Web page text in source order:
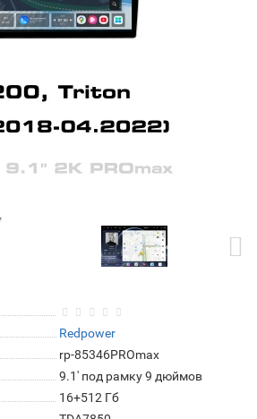
Redpower
rp-85346PROmax
9.1' под рамку 9 дюймов
16+512 Гб